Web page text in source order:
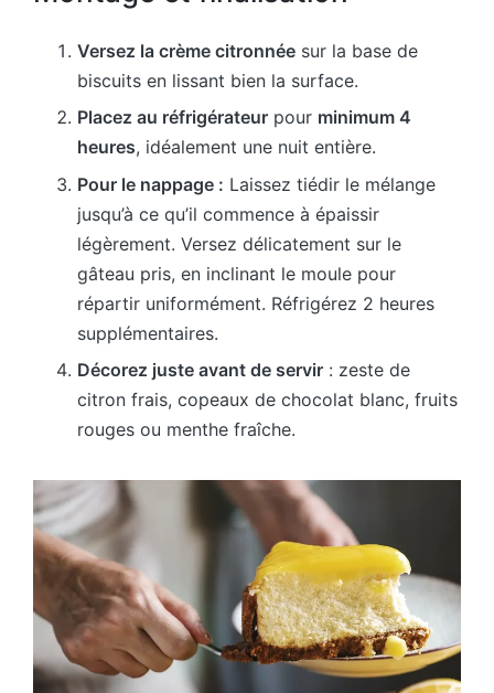
Versez la crème citronnée sur la base de
biscuits en lissant bien la surface.
Placez au réfrigérateur pour minimum 4
heures, idéalement une nuit entière.
Pour le nappage : Laissez tiédir le mélange
jusqu’à ce qu’il commence à épaissir
légèrement. Versez délicatement sur le
gâteau pris, en inclinant le moule pour
répartir uniformément. Réfrigérez 2 heures
supplémentaires.
Décorez juste avant de servir : zeste de
citron frais, copeaux de chocolat blanc, fruits
rouges ou menthe fraîche.